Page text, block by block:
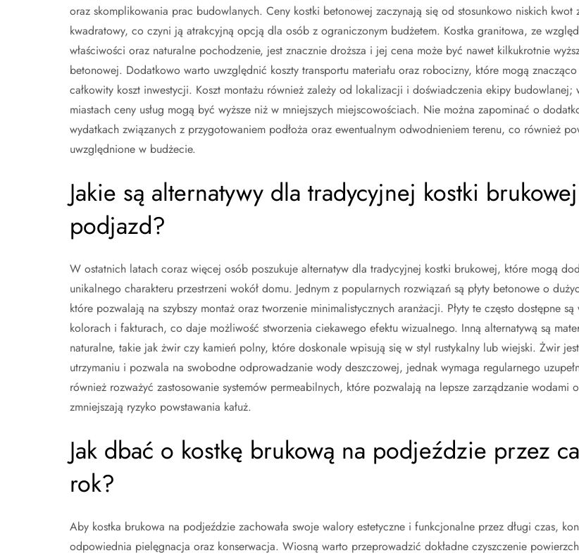
oraz skomplikowania prac budowlanych. Ceny kostki betonowej zaczynają się od stosunkowo niskich kwot
kwadratowy, co czyni ją atrakcyjną opcją dla osób z ograniczonym budżetem. Kostka granitowa, ze
właściwości oraz naturalne pochodzenie, jest znacznie droższa i jej cena może być nawet kilkukrotnie
betonowej. Dodatkowo warto uwzględnić koszty transportu materiału oraz robocizny, które mogą znacząco
całkowity koszt inwestycji. Koszt montażu również zależy od lokalizacji i doświadczenia ekipy budowlanej;
miastach ceny usług mogą być wyższe niż w mniejszych miejscowościach. Nie można zapominać o
wydatkach związanych z przygotowaniem podłoża oraz ewentualnym odwodnieniem terenu, co również
uwzględnione w budżecie.
Jakie są alternatywy dla tradycyjnej kostki
podjazd?
W ostatnich latach coraz więcej osób poszukuje alternatyw dla tradycyjnej kostki brukowej, które mogą
unikalnego charakteru przestrzeni wokół domu. Jednym z popularnych rozwiązań są płyty betonowe o
które pozwalają na szybszy montaż oraz tworzenie minimalistycznych aranżacji. Płyty te często dostępne są
kolorach i fakturach, co daje możliwość stworzenia ciekawego efektu wizualnego. Inną alternatywą są
naturalne, takie jak żwir czy kamień polny, które doskonale wpisują się w styl rustykalny lub wiejski. Żwir
utrzymaniu i pozwala na swobodne odprowadzanie wody deszczowej, jednak wymaga regularnego
również rozważyć zastosowanie systemów permeabilnych, które pozwalają na lepsze zarządzanie wodami
zmniejszają ryzyko powstawania kałuż.
Jak dbać o kostkę brukową na podjeździe przez
rok?
Aby kostka brukowa na podjeździe zachowała swoje walory estetyczne i funkcjonalne przez długi czas,
odpowiednia pielęgnacja oraz konserwacja. Wiosną warto przeprowadzić dokładne czyszczenie